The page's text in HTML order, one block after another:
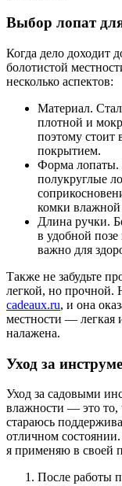
Выбор лопат
Когда дело доходит
болотистой
несколько аспектов:
Материал.
плотной и
поэтому стоит
покрытием.
Форма лопаты.
полукруглые
комки
Длина ручки.
в удобной
важно для
Также не забудьте
легкой, но прочной.
cadeaux.ru, и она
местности — легкая
налажена.
Уход за
Уход за садовыми
влажности — это то,
стараюсь
отличном
я применяю в своей
После работы